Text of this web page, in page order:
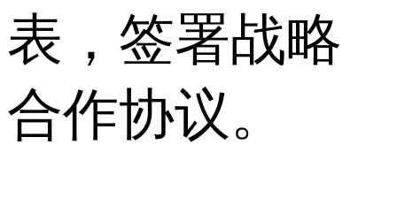
表，签署战略
合作协议。